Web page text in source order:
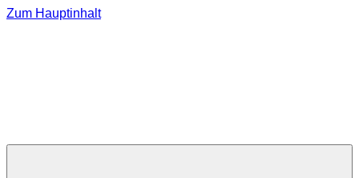
Zum Hauptinhalt